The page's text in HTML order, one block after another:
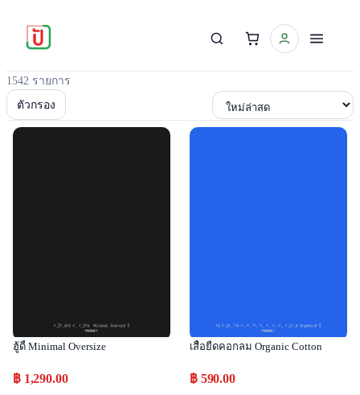
1542 รายการ
ตัวกรอง เรียงตาม
ฮู้ดี้ Minimal Oversize
฿ 1,290.00
เสื้อยืดคอกลม Organic Cotton
฿ 590.00